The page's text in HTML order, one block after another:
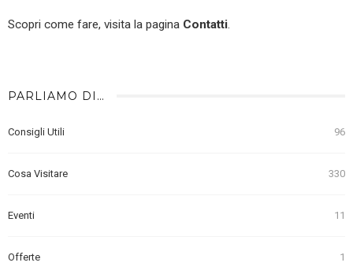
Scopri come fare, visita la pagina Contatti.
PARLIAMO DI…
Consigli Utili 96
Cosa Visitare 330
Eventi 11
Offerte 1